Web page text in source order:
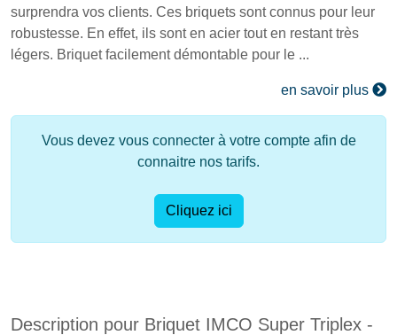
surprendra vos clients. Ces briquets sont connus pour leur
robustesse. En effet, ils sont en acier tout en restant très
légers. Briquet facilement démontable pour le ...
en savoir plus
Vous devez vous connecter à votre compte afin de
connaitre nos tarifs.
Cliquez ici
Description pour Briquet IMCO Super Triplex -